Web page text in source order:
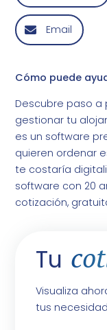
Email
Cómo puede
Descubre paso
gestionar tu
es un software
quieren ordenar
te costaría
software con 20
cotización,
Tu
Visualiza
tus